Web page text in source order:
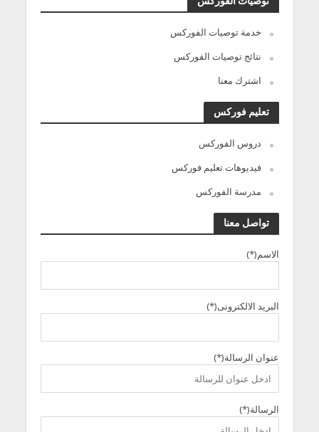
خدمة توصيات الفوركس
نتائج توصيات الفوركس
اشترك معنا
تعليم فوركس
دروس الفوركس
فيديوهات تعليم فوركس
مدرسة الفوركس
تواصل معنا
الاسم(*)
البريد الالكترونى(*)
عنوان الرسالة(*)
الرسالة(*)